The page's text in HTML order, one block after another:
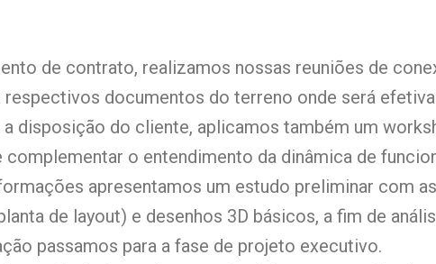
de contrato, realizamos nossas reuniões de
documentos do terreno onde será
disposição do cliente, aplicamos também um
o entendimento da dinâmica de
apresentamos um estudo preliminar com
de layout) e desenhos 3D básicos, a fim de
passamos para a fase de projeto executivo.